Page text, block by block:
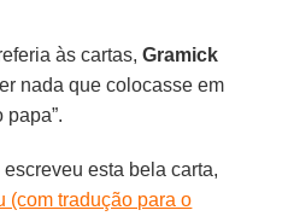
às cartas,Gramick
nada que colocasse em
escreveu esta bela carta,
(com tradução para o